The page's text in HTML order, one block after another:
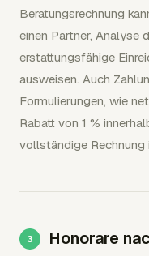
Beratungsrechnung
einen Partner, Analyse
erstattungsfähige
ausweisen. Auch
Formulierungen, wie
Rabatt von 1 %
vollständige
Honorare